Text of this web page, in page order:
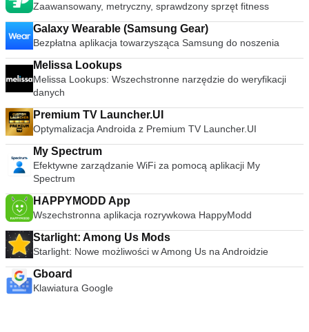
Zaawansowany, metryczny, sprawdzony sprzęt fitness
Galaxy Wearable (Samsung Gear)
Bezpłatna aplikacja towarzysząca Samsung do noszenia
Melissa Lookups
Melissa Lookups: Wszechstronne narzędzie do weryfikacji
danych
Premium TV Launcher.UI
Optymalizacja Androida z Premium TV Launcher.UI
My Spectrum
Efektywne zarządzanie WiFi za pomocą aplikacji My
Spectrum
HAPPYMODD App
Wszechstronna aplikacja rozrywkowa HappyModd
Starlight: Among Us Mods
Starlight: Nowe możliwości w Among Us na Androidzie
Gboard
Klawiatura Google